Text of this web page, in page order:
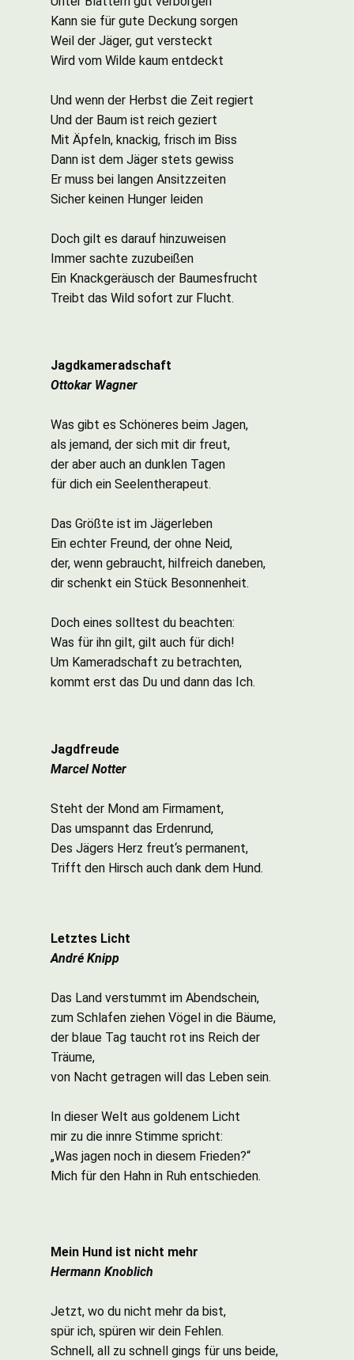
Kann sie für gute Deckung sorgen
Weil der Jäger, gut versteckt
Wird vom Wilde kaum entdeckt
Und wenn der Herbst die Zeit regiert
Und der Baum ist reich geziert
Mit Äpfeln, knackig, frisch im Biss
Dann ist dem Jäger stets gewiss
Er muss bei langen Ansitzzeiten
Sicher keinen Hunger leiden
Doch gilt es darauf hinzuweisen
Immer sachte zuzubeißen
Ein Knackgeräusch der Baumesfrucht
Treibt das Wild sofort zur Flucht.
Jagdkameradschaft
Ottokar Wagner
Was gibt es Schöneres beim Jagen,
als jemand, der sich mit dir freut,
der aber auch an dunklen Tagen
für dich ein Seelentherapeut.
Das Größte ist im Jägerleben
Ein echter Freund, der ohne Neid,
der, wenn gebraucht, hilfreich daneben,
dir schenkt ein Stück Besonnenheit.
Doch eines solltest du beachten:
Was für ihn gilt, gilt auch für dich!
Um Kameradschaft zu betrachten,
kommt erst das Du und dann das Ich.
Jagdfreude
Marcel Notter
Steht der Mond am Firmament,
Das umspannt das Erdenrund,
Des Jägers Herz freut‘s permanent,
Trifft den Hirsch auch dank dem Hund.
Letztes Licht
André Knipp
Das Land verstummt im Abendschein,
zum Schlafen ziehen Vögel in die Bäume,
der blaue Tag taucht rot ins Reich der
Träume,
von Nacht getragen will das Leben sein.
In dieser Welt aus goldenem Licht
mir zu die innre Stimme spricht:
„Was jagen noch in diesem Frieden?“
Mich für den Hahn in Ruh entschieden.
Mein Hund ist nicht mehr
Hermann Knoblich
Jetzt, wo du nicht mehr da bist,
spür ich, spüren wir dein Fehlen.
Schnell, all zu schnell gings für uns beide,